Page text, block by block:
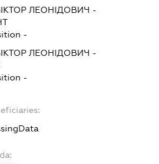
ЛЕОНІДОВИЧ -
-
ЛЕОНІДОВИЧ -
-